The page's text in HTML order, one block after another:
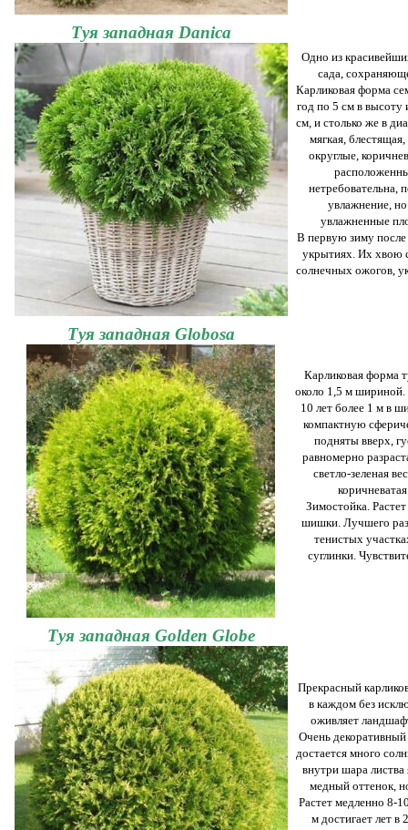
Туя западная Danica
Одно из
сада,
Карликовая форма
год по 5 см в высоту
см, и столько же в
мягкая,
округлые,
нетребовательна,
увлажнение,
увлажненные
В первую зиму
укрытиях. Их хвою
солнечных ожогов,
Туя западная Globosa
Карликовая форма
около 1,5 м шириной.
10 лет более 1 м в
компактную
подняты вверх,
равномерно
светло-зеленая
Зимостойка.
шишки. Лучшего
тенистых
суглинки.
Туя западная Golden Globe
Прекрасный
в каждом без
оживляет
Очень
достается много
внутри шара листва
медный оттенок,
Растет медленно 8-
м достигает лет в